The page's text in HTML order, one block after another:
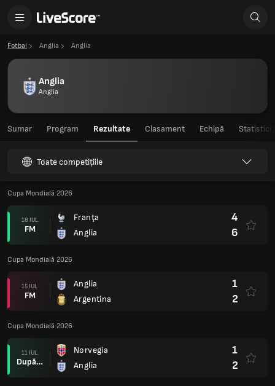
Fotbal Anglia Anglia
Anglia
Anglia
Sumar Program Rezultate Clasament Echipă Statistici
Toate competițiile
Cupa Mondială 2026
18 IUL.
FM
Franţa
Anglia
4
6
Cupa Mondială 2026
15 IUL.
FM
Anglia
Argentina
1
2
Cupa Mondială 2026
11 IUL.
După prel.
Norvegia
Anglia
1
2